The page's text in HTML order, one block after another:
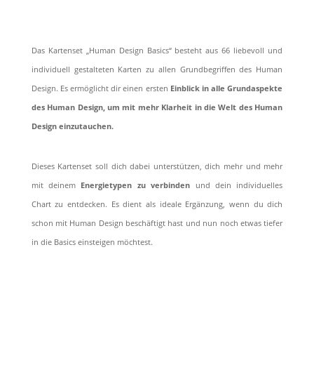
Das Kartenset „Human Design Basics“ besteht aus 66 liebevoll und
individuell gestalteten Karten zu allen Grundbegriffen des Human
Design. Es ermöglicht dir einen ersten Einblick in alle Grundaspekte
des Human Design, um mit mehr Klarheit in die Welt des Human
Design einzutauchen.
Dieses Kartenset soll dich dabei unterstützen, dich mehr und mehr
mit deinem Energietypen zu verbinden und dein individuelles
Chart zu entdecken. Es dient als ideale Ergänzung, wenn du dich
schon mit Human Design beschäftigt hast und nun noch etwas tiefer
in die Basics einsteigen möchtest.